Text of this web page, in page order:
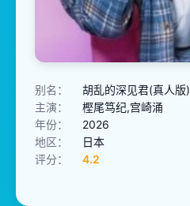
别名：
胡乱的深见君(真人版)
主演：
樫尾笃纪,宫崎涌
年份：
2026
地区：
日本
评分：
4.2